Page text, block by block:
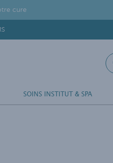
cure
SOINS INSTITUT & SPA